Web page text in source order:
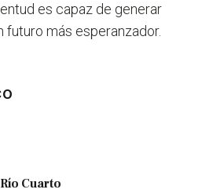
es capaz de generar
más esperanzador.
Cuarto